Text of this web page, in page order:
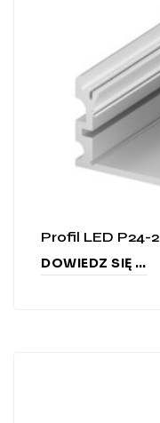
Profil LED P24-2
DOWIEDZ SIĘ WIĘCEJ